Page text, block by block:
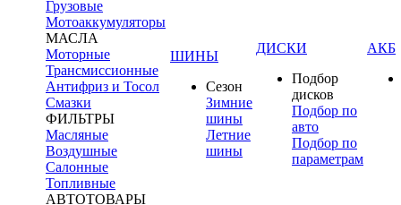
Грузовые
Мотоаккумуляторы
МАСЛА
Моторные
Трансмиссионные
Антифриз и Тосол
Смазки
ФИЛЬТРЫ
Масляные
Воздушные
Салонные
Топливные
АВТОТОВАРЫ
ШИНЫ
Сезон
Зимние
шины
Летние
шины
ДИСКИ
Подбор
дисков
Подбор по
авто
Подбор по
параметрам
АКБ